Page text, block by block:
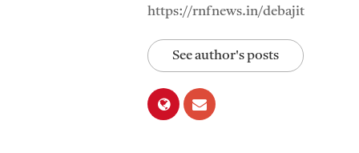
https://rnfnews.in/debajit
See author's posts